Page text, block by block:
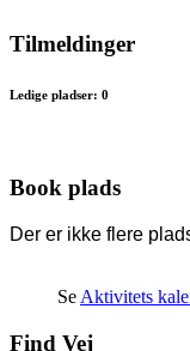
Tilmeldinger
Ledige pladser: 0
Book plads
Der er ikke flere
Se Aktivitets
Find Vej